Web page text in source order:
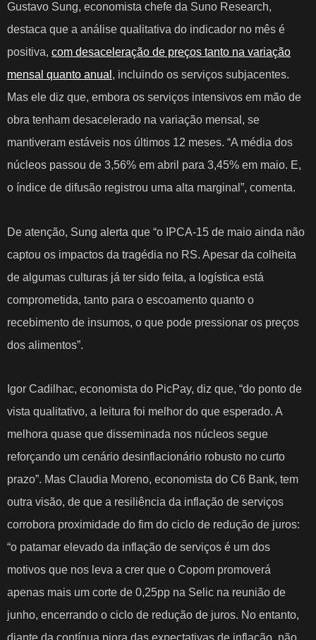
Gustavo Sung, economista chefe da Suno Research,
destaca que a análise qualitativa do indicador no mês é
positiva, com desaceleração de preços tanto na variação
mensal quanto anual , incluindo os serviços subjacentes.
Mas ele diz que, embora os serviços intensivos em mão de
obra tenham desacelerado na variação mensal, se
mantiveram estáveis nos últimos 12 meses. “A média dos
núcleos passou de 3,56% em abril para 3,45% em maio. E,
o índice de difusão registrou uma alta marginal”, comenta.
De atenção, Sung alerta que “o IPCA-15 de maio ainda não
captou os impactos da tragédia no RS. Apesar da colheita
de algumas culturas já ter sido feita, a logística está
comprometida, tanto para o escoamento quanto o
recebimento de insumos, o que pode pressionar os preços
dos alimentos”.
Igor Cadilhac, economista do PicPay, diz que, “do ponto de
vista qualitativo, a leitura foi melhor do que esperado. A
melhora quase que disseminada nos núcleos segue
reforçando um cenário desinflacionário robusto no curto
prazo”. Mas Claudia Moreno, economista do C6 Bank, tem
outra visão, de que a resiliência da inflação de serviços
corrobora proximidade do fim do ciclo de redução de juros:
“o patamar elevado da inflação de serviços é um dos
motivos que nos leva a crer que o Copom promoverá
apenas mais um corte de 0,25pp na Selic na reunião de
junho, encerrando o ciclo de redução de juros. No entanto,